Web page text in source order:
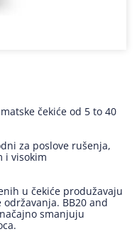
čekiće od 5 to 40
za poslove rušenja,
i visokim
u čekiće produžavaju
BB20 and
smanjuju